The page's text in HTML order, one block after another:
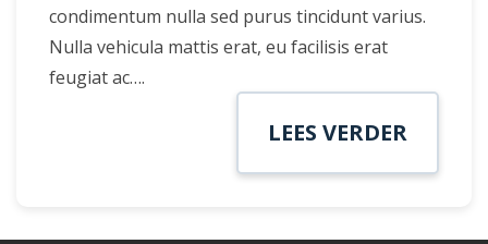
condimentum nulla sed purus tincidunt varius.
Nulla vehicula mattis erat, eu facilisis erat
feugiat ac….
LEES VERDER